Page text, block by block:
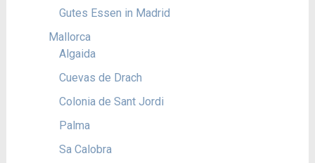
Gutes Essen in Madrid
Mallorca
Algaida
Cuevas de Drach
Colonia de Sant Jordi
Palma
Sa Calobra